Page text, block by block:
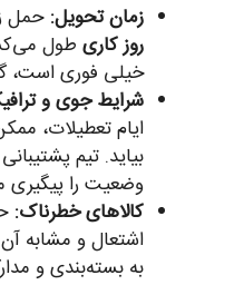
زمان تحویل: حمل
روز کاری طول
خیلی فوری است،
شرایط جوی و
ایام تعطیلات،
بیاید. تیم
وضعیت را پیگیری
کالاهای خطرناک:
اشتعال و مشابه آن
به بسته‌بندی و